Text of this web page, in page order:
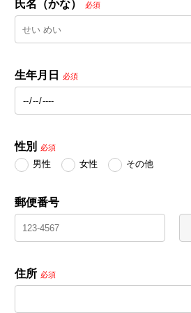
氏名（かな） 必須
生年月日 必須
性別 必須
男性 女性 その他
郵便番号
住所 必須